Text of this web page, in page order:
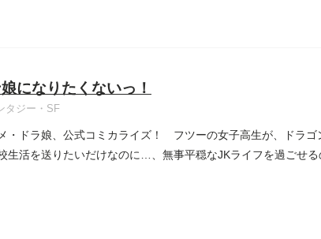
娘になりたくないっ！
タジー・SF
・ドラ娘、公式コミカライズ！ フツーの女子高生が、ドラ
生活を送りたいだけなのに…、無事平穏なJKライフを過ごせ